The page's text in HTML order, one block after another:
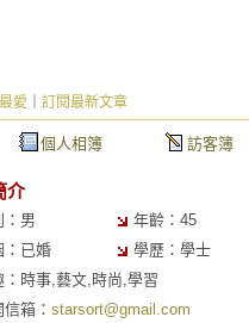
個人相簿 訪客簿
愛 訂閱最新文章
介
：男
年齡：45
：已婚
學歷：學士
：時事,藝文,時尚,學習
箱： starsort@gmail.com